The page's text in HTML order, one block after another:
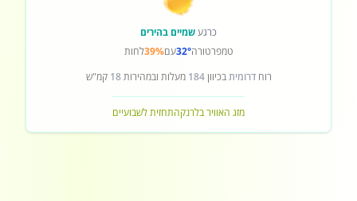
כרגעשמיים בהירים
טמפרטורה32°עם39%לחות
רוחדרומיתבכיוון184 מעלות ובמהירות18 קמ"ש
מזג האוויר בלרנקהתחזית לשבועיים